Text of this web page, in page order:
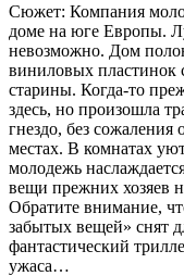
Сюжет: Компания
доме на юге Европы.
невозможно. Дом
виниловых пластинок
старины. Когда-то
здесь, но произошла
гнездо, без сожаления
местах. В комнатах
молодежь
вещи прежних хозяев
Обратите внимание,
забытых вещей» снят
фантастический
ужаса…